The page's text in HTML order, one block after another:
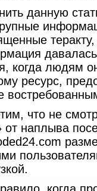
данную
когда людям
ресурс,
что не
от наплыва